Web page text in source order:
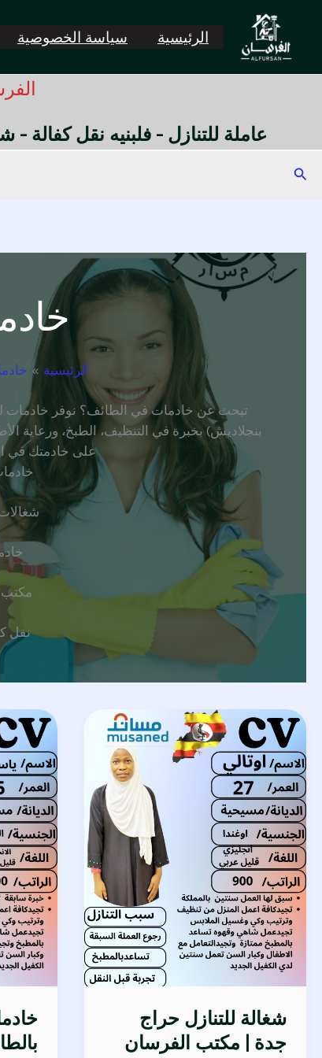
المحتوى
الرئيسية سياسة الخصوصية
عاملة للتنازل - فلبنيه نقل كفالة
البحث
الرئيسية
تبحث عن خادمات في الطائف؟ نوفر خادمات
بنجلاديش) بخبرة في التنظيف، الطبخ، ورعاية
على خادمتك في
مكتب
نقل
شغالة للتنازل حراج
جدة | مكتب الفرسان
شغالة
للتنازل
حراج
جدة
|
مكتب
الفرسان
للاستقدام
0548906430
للتنازل
–
أفضل
عروض
نقل
الكفالة